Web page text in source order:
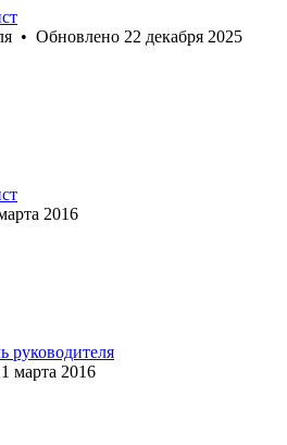
• Обновлено 22 декабря 2025
2016
руководителя
марта 2016